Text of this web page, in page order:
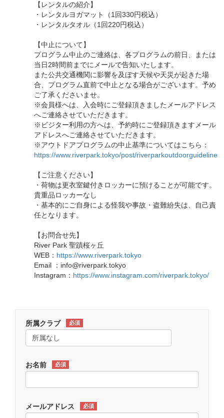
【レンタルの紹介】
・レンタルヨガマット（1回330円税込）
・レンタルタオル（1回220円税込）
【中止について】
プログラム中止のご連絡は、各プログラムの前日、または
当日2時間前までにメールで告知いたします。
また公共交通機関に影響を及ぼす天候や天災が起きた場
合、プログラム直前で中止となる場合がございます。予め
ご了承くださいませ。
※会員様へは、入会時にご登録頂きましたメールアドレス
へご連絡させていただきます。
※ビジター利用の方へは、予約時にご登録頂きますメール
アドレスへご連絡させていただきます。
※アウトドアプログラムの中止基準についてはこちら：
https://www.riverpark.tokyo/post/riverparkoutdoorguideline
【ご注意ください】
・荷物は更衣室鍵付きロッカーに預けることが可能です。
貴重品ロッカーなし
・基本的にご自身による怪我や事故・盗難紛失は、自己責
任となります。
【お問合せ先】
River Park 聖蹟桜ヶ丘
WEB： https://www.riverpark.tokyo
Email ：info@riverpark.tokyo
Instagram： https://www.instagram.com/riverpark.tokyo/
所属クラブ 必須
お名前 必須
メールアドレス 必須